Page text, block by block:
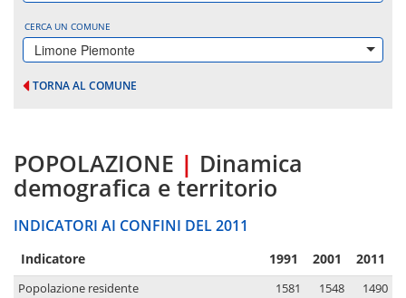
CERCA UN COMUNE
Limone Piemonte
TORNA AL COMUNE
POPOLAZIONE | Dinamica
demografica e territorio
INDICATORI AI CONFINI DEL 2011
Indicatore 1991 2001 2011
Popolazione residente 1581 1548
1490